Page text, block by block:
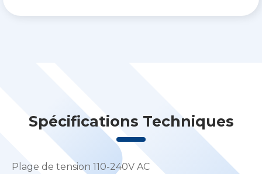
Spécifications Techniques
Plage de tension 110-240V AC